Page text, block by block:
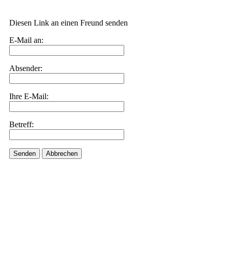
Diesen Link an einen Freund senden
E-Mail an:
Absender:
Ihre E-Mail:
Betreff:
Senden Abbrechen